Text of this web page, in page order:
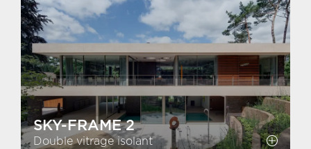
SKY-FRAME 2
Double vitrage isolant